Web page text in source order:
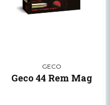
GECO
Geco 44 Rem Mag